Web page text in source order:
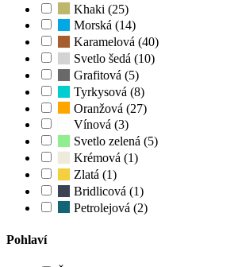
Khaki (25)
Morská (14)
Karamelová (40)
Svetlo šedá (10)
Grafitová (5)
Tyrkysová (8)
Oranžová (27)
Vínová (3)
Svetlo zelená (5)
Krémová (1)
Zlatá (1)
Bridlicová (1)
Petrolejová (2)
Pohlaví